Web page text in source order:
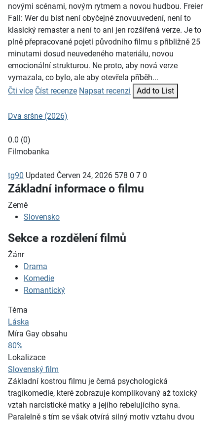
novými scénami, novým rytmem a novou hudbou. Freier
Fall: Wer du bist není obyčejné znovuuvedení, není to
klasický remaster a není to ani jen rozšířená verze. Je to
plně přepracované pojetí původního filmu s přibližně 25
minutami dosud neuvedeného materiálu, novou
emocionální strukturou. Ne proto, aby nová verze
vymazala, co bylo, ale aby otevřela příběh...
Čti více Číst recenze Napsat recenzi Add to List
Dva sršne (2026)
0.0 (0)
Filmobanka
tg90 Updated Červen 24, 2026 578 0 7 0
Základní informace o filmu
Země
Slovensko
Sekce a rozdělení filmů
Žánr
Drama
Komedie
Romantický
Téma
Láska
Míra Gay obsahu
80%
Lokalizace
Slovenský film
Základní kostrou filmu je černá psychologická
tragikomedie, které zobrazuje komplikovaný až toxický
vztah narcistické matky a jejího rebelujícího syna.
Paralelně s tím se však otvírá silný motiv vztahu dvou